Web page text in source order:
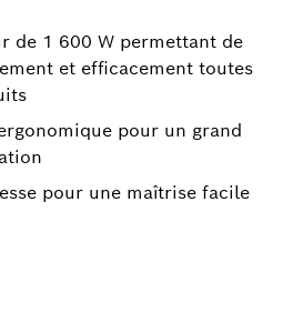
de 1 600 W permettant de
et efficacement toutes
pour un grand
pour une maîtrise facile